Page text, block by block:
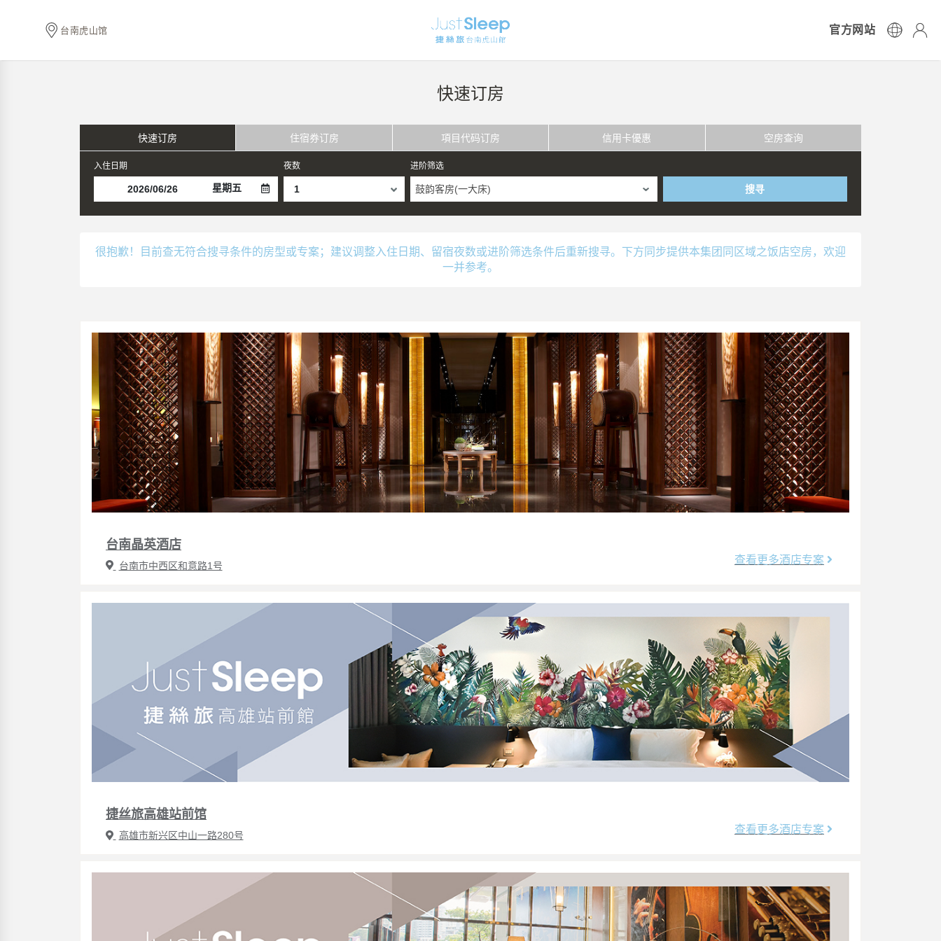
台南虎山馆 官方网站
快速订房
快速订房 住宿券订房 項目代码订房 信用卡優惠 空房查询
入住日期
星期五
夜数 进阶筛选
鼓韵客房(一大床) 搜寻
很抱歉！目前查无符合搜寻条件的房型或专案；建议调整入住日期、留宿夜数或进阶筛选条件后重新搜寻。下方同步提供本集团同区域之饭店空房，欢迎
一并参考。
台南晶英酒店
台南市中西区和意路1号 查看更多酒店专案
捷丝旅高雄站前馆
高雄市新兴区中山一路280号 查看更多酒店专案